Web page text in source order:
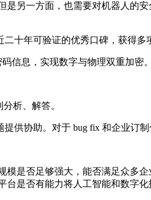
是另一方面，也需要对机器人
十年可验证的优秀口碑，获得多
息，实现数字与物理双重加密
析、解答。
供协助。对于 bug fix 和企业订
是否足够强大，能否满足众多
是否有能力将人工智能和数字